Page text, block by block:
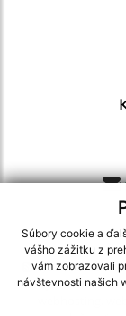
Súbory cookie a
vášho zážitku z
vám zobrazovali
návštevnosti našich
využite možnosť
CMS systém